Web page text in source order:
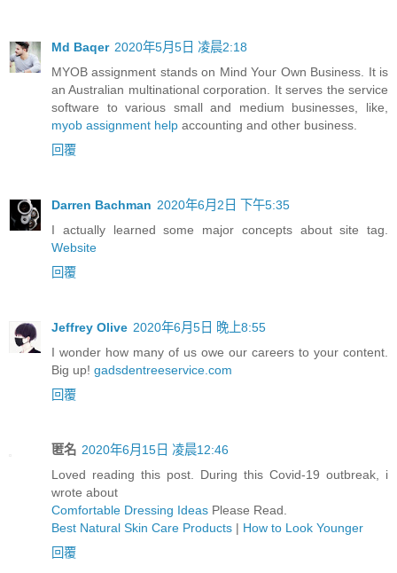
Md Baqer 2020年5月5日 凌晨2:18
MYOB assignment stands on Mind Your Own Business. It is
an Australian multinational corporation. It serves the service
software to various small and medium businesses, like,
myob assignment help accounting and other business.
回覆
Darren Bachman 2020年6月2日 下午5:35
I actually learned some major concepts about site tag.
Website
回覆
Jeffrey Olive 2020年6月5日 晚上8:55
I wonder how many of us owe our careers to your content.
Big up! gadsdentreeservice.com
回覆
匿名 2020年6月15日 凌晨12:46
Loved reading this post. During this Covid-19 outbreak, i
wrote about
Comfortable Dressing Ideas Please Read.
Best Natural Skin Care Products | How to Look Younger
回覆